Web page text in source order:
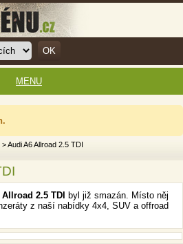
> Audi A6 Allroad 2.5 TDI
2.5 TDI
byl již smazán. Místo něj
z naší nabídky 4x4, SUV a offroad
MENU